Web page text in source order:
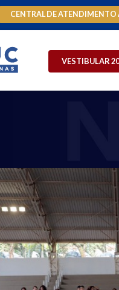
CENTRAL DE ATENDIMENTO
VESTIBULAR